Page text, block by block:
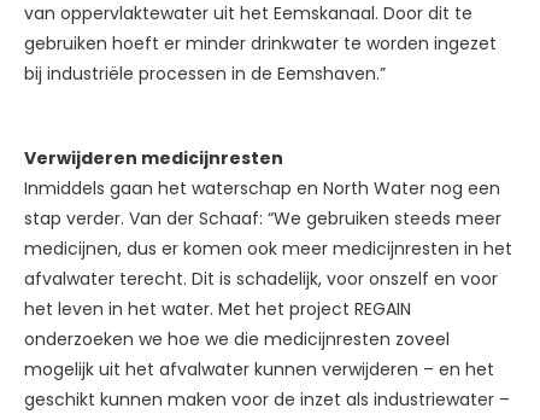
van oppervlaktewater uit het Eemskanaal. Door dit te
gebruiken hoeft er minder drinkwater te worden ingezet
bij industriële processen in de Eemshaven.”
Verwijderen medicijnresten
Inmiddels gaan het waterschap en North Water nog een
stap verder. Van der Schaaf: “We gebruiken steeds meer
medicijnen, dus er komen ook meer medicijnresten in het
afvalwater terecht. Dit is schadelijk, voor onszelf en voor
het leven in het water. Met het project REGAIN
onderzoeken we hoe we die medicijnresten zoveel
mogelijk uit het afvalwater kunnen verwijderen – en het
geschikt kunnen maken voor de inzet als industriewater –